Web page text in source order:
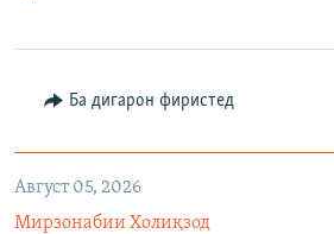
Ба дигарон фиристед
Август 05, 2026
Мирзонабии Холиқзод